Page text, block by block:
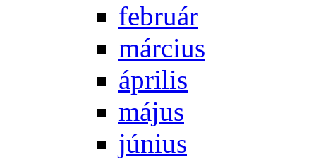
feb­ru­ár
már­ci­us
áp­ri­lis
má­jus
jú­ni­us